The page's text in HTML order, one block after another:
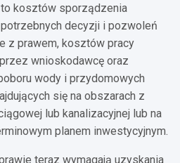
kosztów sporządzenia
decyzji i pozwoleń
z prawem, kosztów pracy
wnioskodawcę oraz
wody i przydomowych
się na obszarach z
lub kanalizacyjnej lub na
planem inwestycyjnym.
teraz wymagają uzyskania